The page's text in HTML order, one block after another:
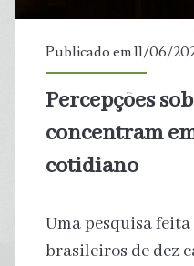
–
Publicado em 11/06/
Percepções
concentram
cotidiano
Uma pesquisa
brasileiros de dez